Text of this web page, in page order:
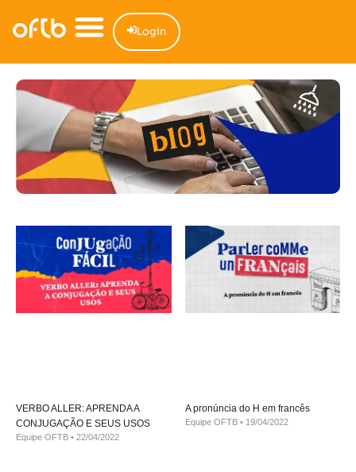
Login
VERBO ALLER: APRENDA A
CONJUGAÇÃO E SEUS USOS
Equipe OFTB 22/04/2022
A pronúncia do H em francês
Equipe OFTB 19/04/2022